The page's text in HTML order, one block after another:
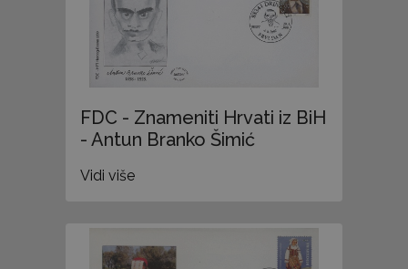
FDC - Znameniti Hrvati iz BiH
- Antun Branko Šimić
Vidi više